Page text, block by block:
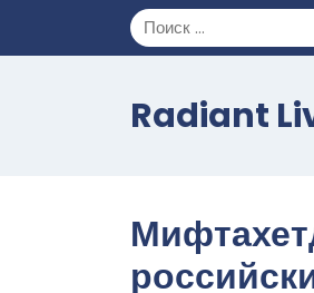
содержимому
Radiant